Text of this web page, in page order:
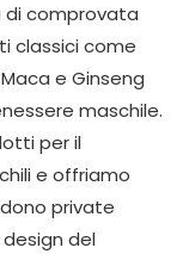
di comprovata
classici come
e Ginseng
maschile.
per il
e offriamo
private
del